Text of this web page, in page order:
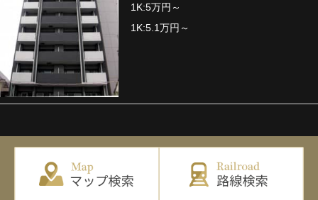
1K:5万円～
1K:5.1万円～